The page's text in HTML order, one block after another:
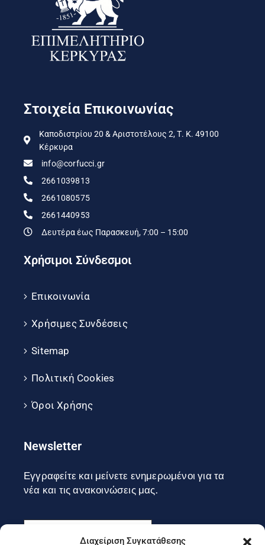
Διαχείριση Συγκατάθεσης
Στοιχεία Επικοινωνίας
Καποδιστρίου 20 & Αριστοτέλους 2, Τ. Κ. 49100
Κέρκυρα
info@corfucci.gr
2661039813
2661080575
2661440953
Δευτέρα έως Παρασκευή, 7:00 – 15:00
Χρήσιμοι Σύνδεσμοι
Επικοινωνία
Χρήσιμες Συνδέσεις
Sitemap
Πολιτική Cookies
Όροι Χρήσης
Newsletter
Εγγραφείτε και μείνετε ενημερωμένοι για τα
νέα και τις ανακοινώσεις μας.